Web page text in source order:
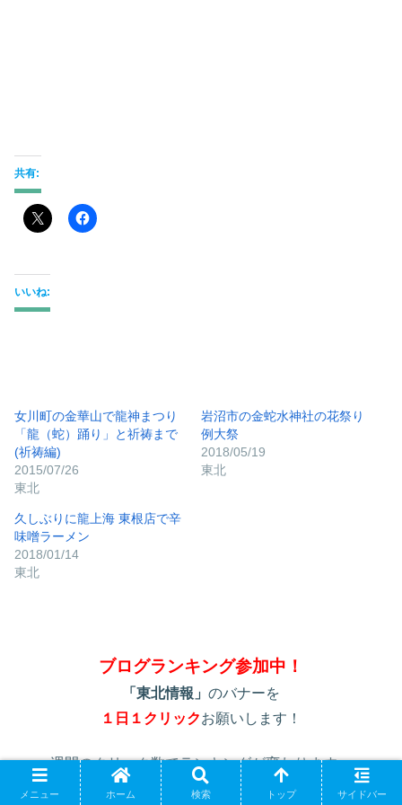
共有:
いいね:
女川町の金華山で龍神まつり
「龍（蛇）踊り」と祈祷まで
(祈祷編)
2015/07/26
東北
岩沼市の金蛇水神社の花祭り
例大祭
2018/05/19
東北
久しぶりに龍上海 東根店で辛
味噌ラーメン
2018/01/14
東北
ブログランキング参加中！
「東北情報」 のバナーを
１日１クリックお願いします！
週間のクリック数でランキングが変わります。
応援の程をよろしくお願いします！
メニュー ホーム 検索 トップ サイドバー